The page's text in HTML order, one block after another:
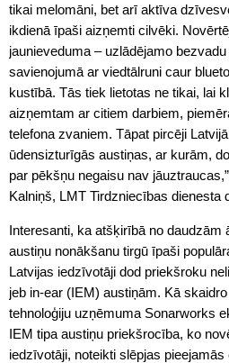
tikai melomāni, bet arī aktīva
ikdienā īpaši aizņemti cilvēki.
jaunieveduma – uzlādējamo
savienojumā ar viedtālruni caur
kustībā. Tās tiek lietotas ne tikai, lai
aizņemtam ar citiem darbiem,
telefona zvaniem. Tāpat pircēji
ūdensizturīgās austiņas, ar kurām,
par pēkšņu negaisu nav
Kalniņš, LMT Tirdzniecības dienesta
Interesanti, ka atšķirībā no
austiņu nonākšanu tirgū īpaši
Latvijas iedzīvotāji dod priekšroku
jeb in-ear (IEM) austiņām. Kā
tehnoloģiju uzņēmuma Sonarworks
IEM tipa austiņu priekšrocība, ko
iedzīvotāji, noteikti slēpjas